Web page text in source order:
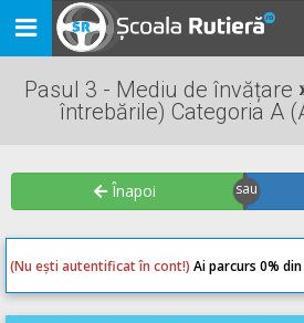
Toggle
navigation
Pasul 3 - Mediu de învățare
întrebările) Categoria A
Înapoi
(Nu ești autentificat în cont!) Ai parcurs 0%